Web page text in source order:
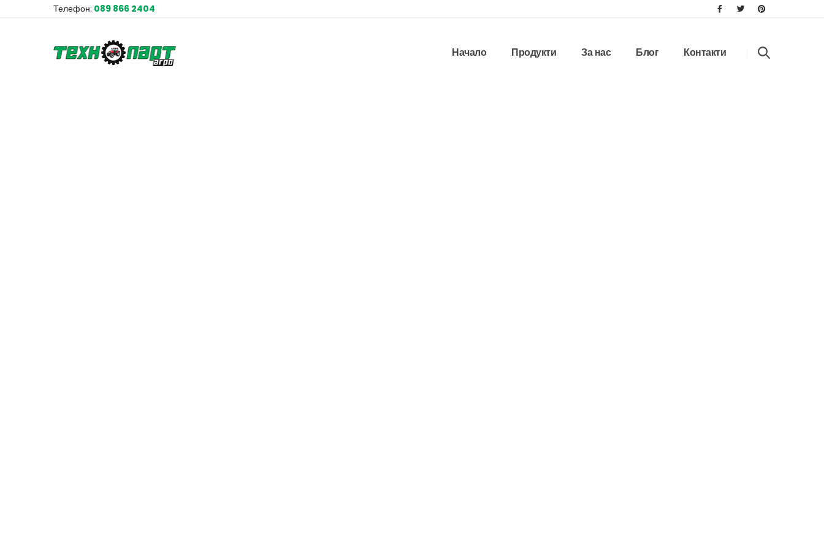
Телефон: 089 866 2404
Начало Продукти За нас Блог Контакти